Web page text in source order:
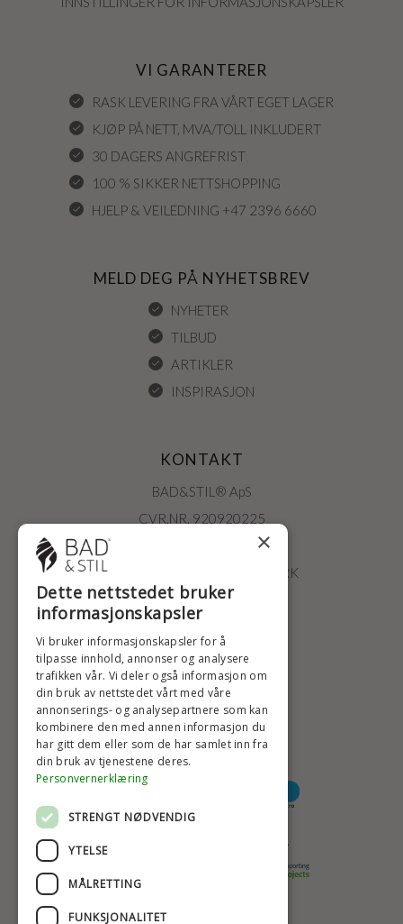
VI GARANTERER
RASK LEVERING FRA VÅRT EGET LAGER
KJØP PÅ NETT, MVA/TOLL INKLUDERT
30 DAGERS ANGREFRIST
100 % SIKKER NETTSHOPPING
HJELP & VEILEDNING +47 2396 6660
MELD DEG PÅ NYHETSBREV
NYHETER
TILBUD
ARTIKLER
INSPIRASJON
KONTAKT
BAD&STIL® ApS
CVR.NR. 920920225
ØSTERBROGADE 202
2100 KØBENHAVN • DANMARK
+47 2396 6660
BADSTIL@BADSTIL.NO
HØYESTE KREDITTVURD
BETALINGSALTERNATIVER
TRUSTSCORE 4,7
×
Dette nettstedet bruker
informasjonskapsler
Vi bruker informasjonskapsler for å
tilpasse innhold, annonser og analysere
trafikken vår. Vi deler også informasjon om
din bruk av nettstedet vårt med våre
annonserings- og analysepartnere som kan
kombinere den med annen informasjon du
har gitt dem eller som de har samlet inn fra
din bruk av tjenestene deres.
Personvernerklæring
STRENGT NØDVENDIG
YTELSE
MÅLRETTING
FUNKSJONALITET